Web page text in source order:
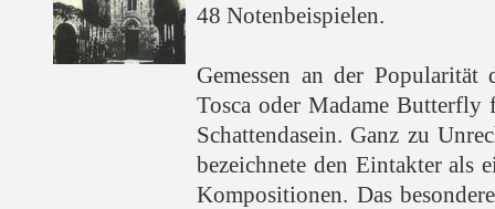
48 Notenbeispielen.
Gemessen an der
Tosca oder Madame
Schattendasein. Ganz zu
bezeichnete den Eintakter als
Kompositionen. Das